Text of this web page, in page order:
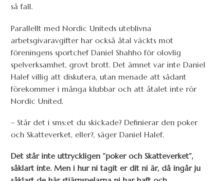
så fall.
Parallellt med Nordic Uniteds uteblivna
arbetsgivaravgifter har också åtal väckts mot
föreningens sportchef Daniel Shahho för olovlig
spelverksamhet, grovt brott. Det ämnet var inte Daniel
Halef villig att diskutera, utan menade att sådant
förekommer i många klubbar och att åtalet inte rör
Nordic United.
– Står det i sms:et du skickade? Definierar den poker
och Skatteverket, eller?, säger Daniel Halef.
Det står inte uttryckligen ”poker och Skatteverket”,
såklart inte. Men i hur ni tagit er dit ni är, då ingår ju